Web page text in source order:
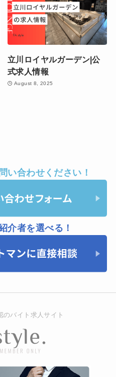
立川ロイヤルガーデン|公
式求人情報
August 8, 2025
い合わせください！
介者を選べる！
のバイト求人サイト